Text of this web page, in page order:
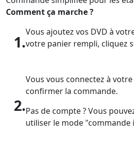
Comment ça marche ?
1.
Vous ajoutez vos DVD à
votre panier rempli, cliquez
2.
Vous vous connectez à
confirmer la commande.
Pas de compte ? Vous
utiliser le mode "commande